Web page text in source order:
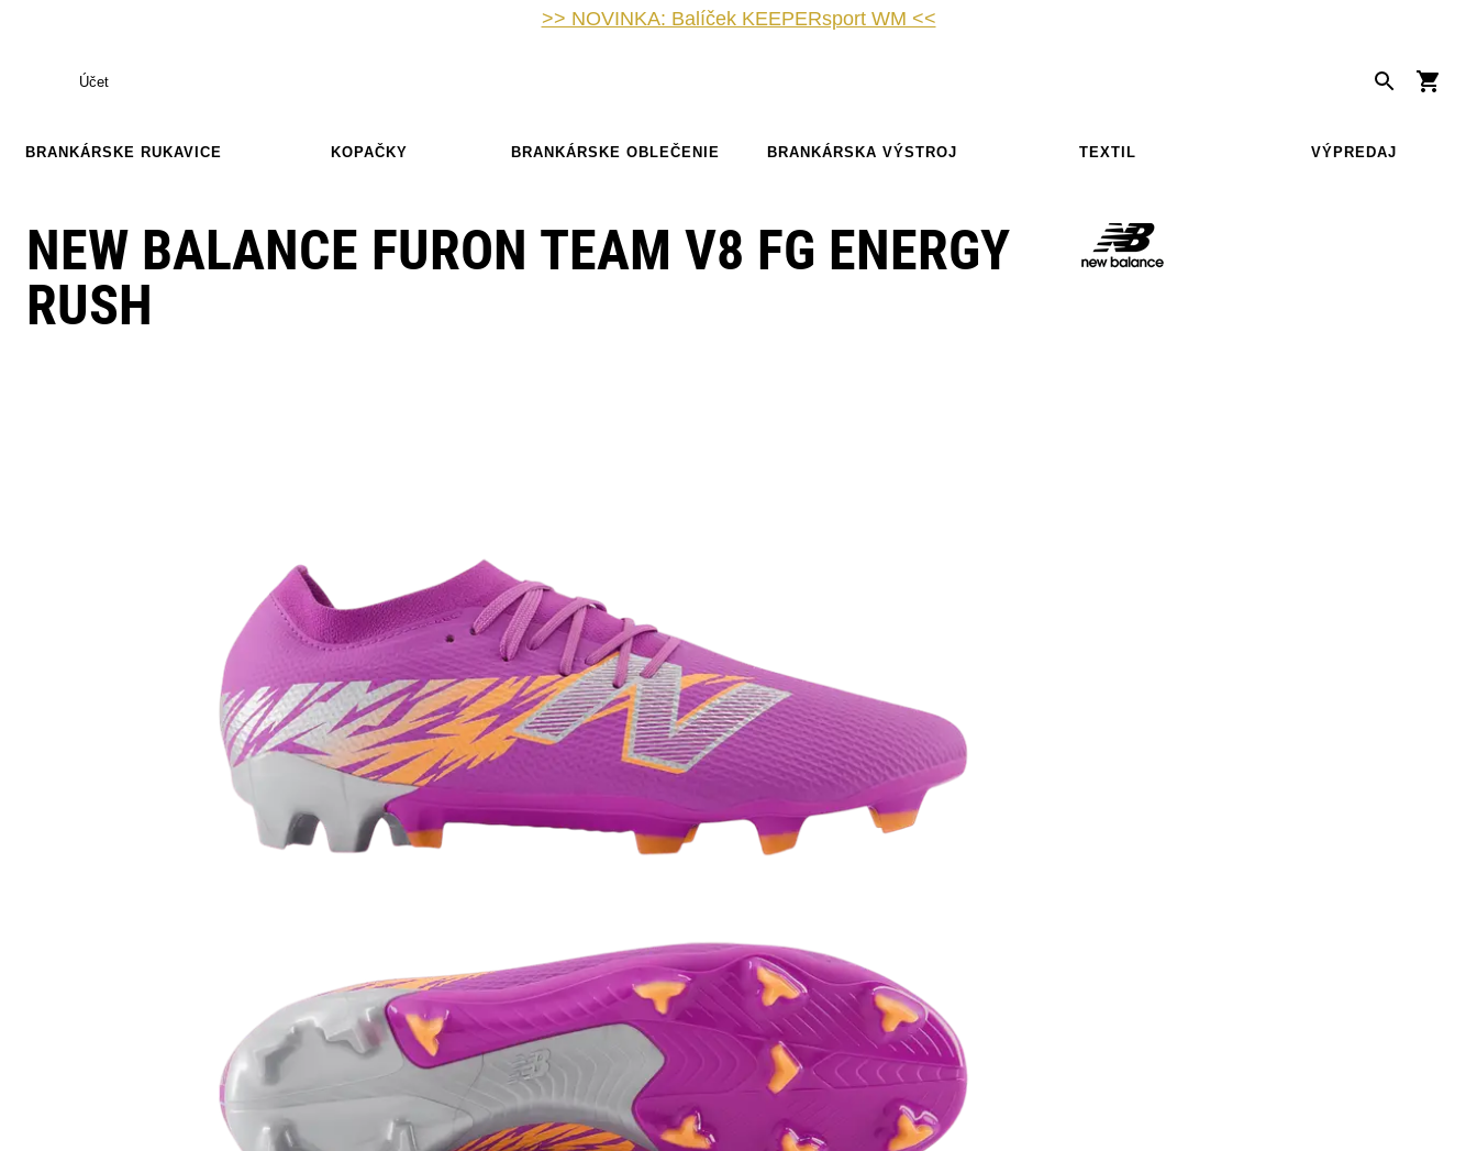
>> NOVINKA: Balíček KEEPERsport WM <<
Účet
BRANKÁRSKE RUKAVICE KOPAČKY BRANKÁRSKE OBLEČENIE BRANKÁRSKA VÝSTROJ TEXTIL VÝPREDAJ
NEW BALANCE FURON TEAM V8 FG ENERGY
RUSH